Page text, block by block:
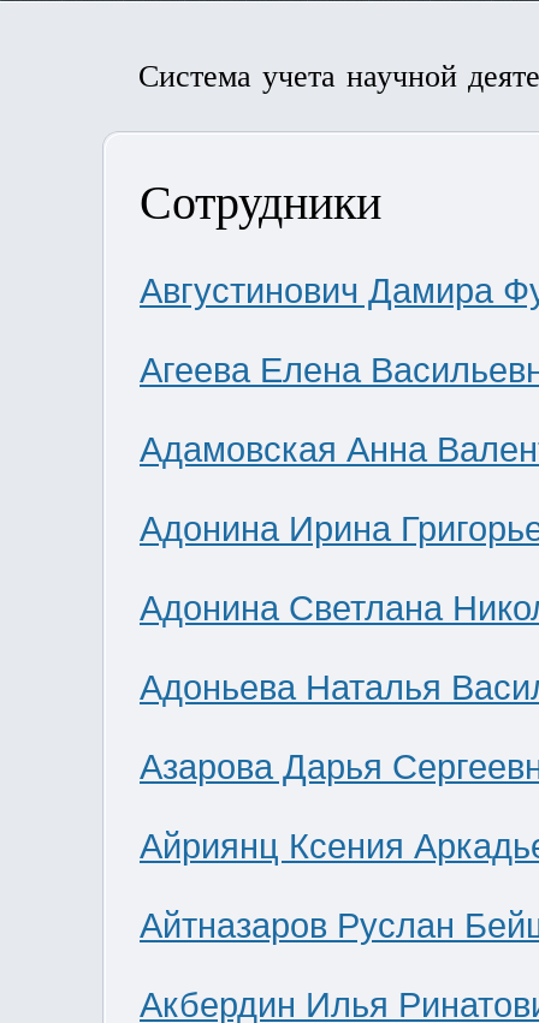
Система учета научной
Сотрудники
Августинович Дамира
Агеева Елена
Адамовская Анна
Адонина Ирина
Адонина Светлана
Адоньева Наталья
Азарова Дарья
Айриянц Ксения
Айтназаров Руслан
Акбердин Илья